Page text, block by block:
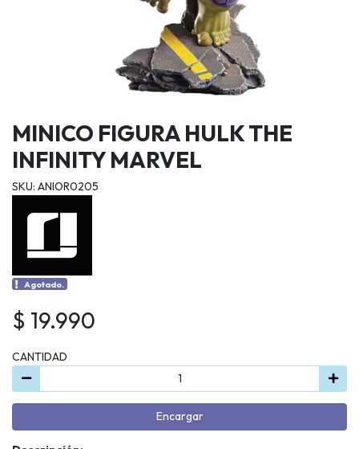
MINICO FIGURA HULK THE
INFINITY MARVEL
SKU: ANIOR0205
Agotado.
$ 19.990
CANTIDAD
Encargar